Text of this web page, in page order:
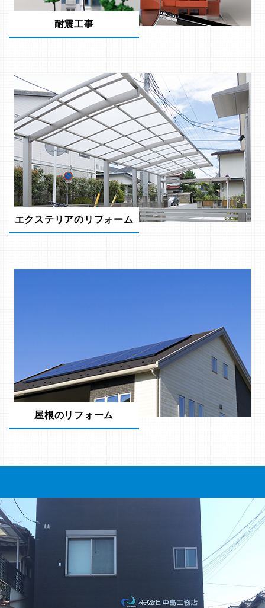
耐震工事
エクステリアのリフォーム
屋根のリフォーム